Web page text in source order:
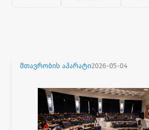
მთავრობის აპარატი2026-05-04